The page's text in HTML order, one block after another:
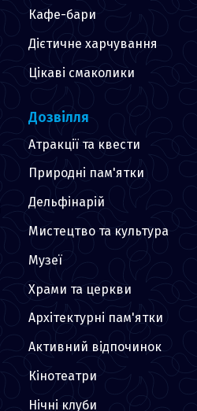
Кафе-бари
Дієтичне харчування
Цікаві смаколики
Дозвілля
Атракції та квести
Природні пам'ятки
Дельфінарій
Мистецтво та культура
Музеї
Храми та церкви
Архітектурні пам'ятки
Активний відпочинок
Кінотеатри
Нічні клуби